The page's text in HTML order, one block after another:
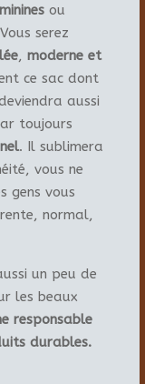
ou
serez
, moderne et
ce sac dont
aussi
toujours
. Il sublimera
vous ne
gens vous
normal,
un peu de
les beaux
responsable
durables.